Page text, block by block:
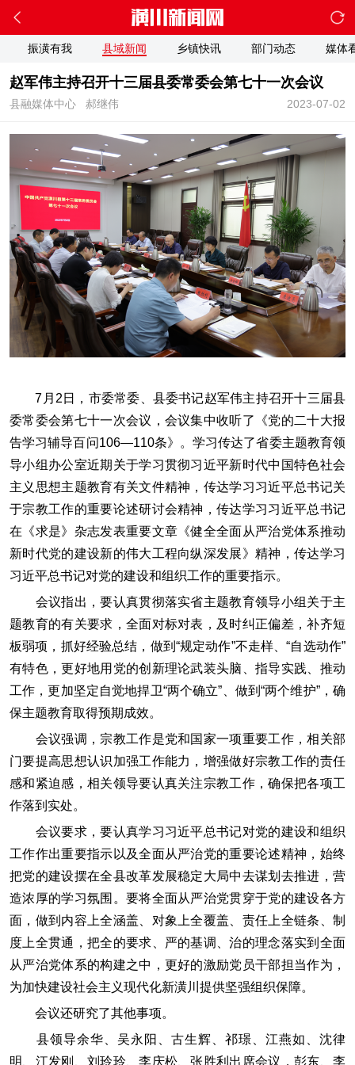
振潢有我 县域新闻 乡镇快讯 部门动态 媒体
赵军伟主持召开十三届县委常委会第七十一次会议
2023-07-02
县融媒体中心 郝继伟
7月2日，市委常委、县委书记赵军伟主持召开十三届县
委常委会第七十一次会议，会议集中收听了《党的二十大报
告学习辅导百问106—110条》。学习传达了省委主题教育领
导小组办公室近期关于学习贯彻习近平新时代中国特色社会
主义思想主题教育有关文件精神，传达学习习近平总书记关
于宗教工作的重要论述研讨会精神，传达学习习近平总书记
在《求是》杂志发表重要文章《健全全面从严治党体系推动
新时代党的建设新的伟大工程向纵深发展》精神，传达学习
习近平总书记对党的建设和组织工作的重要指示。
会议指出，要认真贯彻落实省主题教育领导小组关于主
题教育的有关要求，全面对标对表，及时纠正偏差，补齐短
板弱项，抓好经验总结，做到“规定动作”不走样、“自选动作”
有特色，更好地用党的创新理论武装头脑、指导实践、推动
工作，更加坚定自觉地捍卫“两个确立”、做到“两个维护”，确
保主题教育取得预期成效。
会议强调，宗教工作是党和国家一项重要工作，相关部
门要提高思想认识加强工作能力，增强做好宗教工作的责任
感和紧迫感，相关领导要认真关注宗教工作，确保把各项工
作落到实处。
会议要求，要认真学习习近平总书记对党的建设和组织
工作作出重要指示以及全面从严治党的重要论述精神，始终
把党的建设摆在全县改革发展稳定大局中去谋划去推进，营
造浓厚的学习氛围。要将全面从严治党贯穿于党的建设各方
面，做到内容上全涵盖、对象上全覆盖、责任上全链条、制
度上全贯通，把全的要求、严的基调、治的理念落实到全面
从严治党体系的构建之中，更好的激励党员干部担当作为，
为加快建设社会主义现代化新潢川提供坚强组织保障。
会议还研究了其他事项。
县领导余华、吴永阳、古生辉、祁璟、江燕如、沈律
明、江发刚、刘玲玲、李庆松、张胜利出席会议，彭东、李